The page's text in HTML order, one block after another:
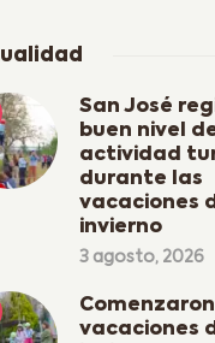
San José
buen nivel
actividad
durante las
vacaciones
invierno
3 agosto, 2026
vacaciones